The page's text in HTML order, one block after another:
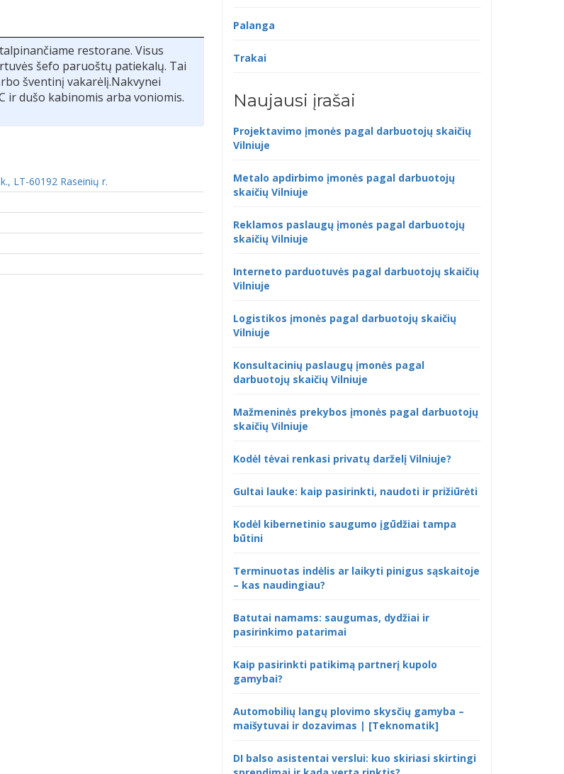
restorane. Visus
šefo paruoštų patiekalų. Tai
šventinį vakarėlį.Nakvynei
ir dušo kabinomis arba voniomis.
LT-60192 Raseinių r.
Palanga
Trakai
Naujausi įrašai
Projektavimo įmonės pagal darbuotojų skaičių
Vilniuje
Metalo apdirbimo įmonės pagal darbuotojų
skaičių Vilniuje
Reklamos paslaugų įmonės pagal darbuotojų
skaičių Vilniuje
Interneto parduotuvės pagal darbuotojų skaičių
Vilniuje
Logistikos įmonės pagal darbuotojų skaičių
Vilniuje
Konsultacinių paslaugų įmonės pagal
darbuotojų skaičių Vilniuje
Mažmeninės prekybos įmonės pagal darbuotojų
skaičių Vilniuje
Kodėl tėvai renkasi privatų darželį Vilniuje?
Gultai lauke: kaip pasirinkti, naudoti ir prižiūrėti
Kodėl kibernetinio saugumo įgūdžiai tampa
būtini
Terminuotas indėlis ar laikyti pinigus sąskaitoje
– kas naudingiau?
Batutai namams: saugumas, dydžiai ir
pasirinkimo patarimai
Kaip pasirinkti patikimą partnerį kupolo
gamybai?
Automobilių langų plovimo skysčių gamyba –
maišytuvai ir dozavimas | [Teknomatik]
DI balso asistentai verslui: kuo skiriasi skirtingi